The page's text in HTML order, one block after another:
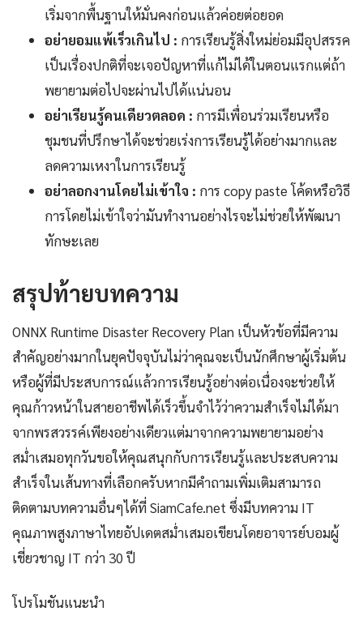
เริ่มจากพื้นฐานให้มั่นคงก่อนแล้วค่อยต่อยอด
อย่ายอมแพ้เร็วเกินไป : การเรียนรู้สิ่งใหม่ย่อมมีอุปสรรค
เป็นเรื่องปกติที่จะเจอปัญหาที่แก้ไม่ได้ในตอนแรกแต่ถ้า
พยายามต่อไปจะผ่านไปได้แน่นอน
อย่าเรียนรู้คนเดียวตลอด : การมีเพื่อนร่วมเรียนหรือ
ชุมชนที่ปรึกษาได้จะช่วยเร่งการเรียนรู้ได้อย่างมากและ
ลดความเหงาในการเรียนรู้
อย่าลอกงานโดยไม่เข้าใจ : การ copy paste โค้ดหรือวิธี
การโดยไม่เข้าใจว่ามันทำงานอย่างไรจะไม่ช่วยให้พัฒนา
ทักษะเลย
สรุปท้ายบทความ
ONNX Runtime Disaster Recovery Plan เป็นหัวข้อที่มีความ
สำคัญอย่างมากในยุคปัจจุบันไม่ว่าคุณจะเป็นนักศึกษาผู้เริ่มต้น
หรือผู้ที่มีประสบการณ์แล้วการเรียนรู้อย่างต่อเนื่องจะช่วยให้
คุณก้าวหน้าในสายอาชีพได้เร็วขึ้นจำไว้ว่าความสำเร็จไม่ได้มา
จากพรสวรรค์เพียงอย่างเดียวแต่มาจากความพยายามอย่าง
สม่ำเสมอทุกวันขอให้คุณสนุกกับการเรียนรู้และประสบความ
สำเร็จในเส้นทางที่เลือกครับหากมีคำถามเพิ่มเติมสามารถ
ติดตามบทความอื่นๆได้ที่ SiamCafe.net ซึ่งมีบทความ IT
คุณภาพสูงภาษาไทยอัปเดตสม่ำเสมอเขียนโดยอาจารย์บอมผู้
เชี่ยวชาญ IT กว่า 30 ปี
โปรโมชันแนะนำ